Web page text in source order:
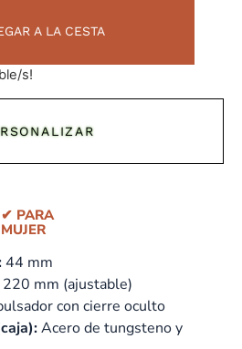
A LA CESTA
s!
✔ PARA
MUJER
44 mm
220 mm (ajustable)
con cierre oculto
Acero de tungsteno y